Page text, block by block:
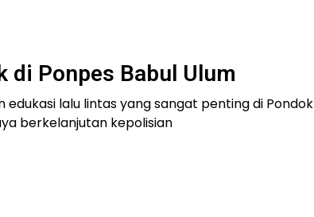
di Ponpes Babul Ulum
lalu lintas yang sangat penting di Pondok
berkelanjutan kepolisian